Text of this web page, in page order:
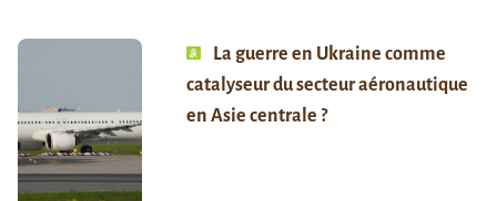
La guerre en Ukraine comme
catalyseur du secteur aéronautique
en Asie centrale ?